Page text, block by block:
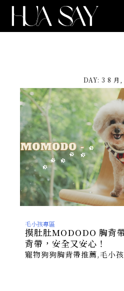
DAY: 3 8 月
毛小孩專區
摸肚肚MODODO 胸背
背帶，安全又安心！
寵物狗狗胸背帶推薦,毛小